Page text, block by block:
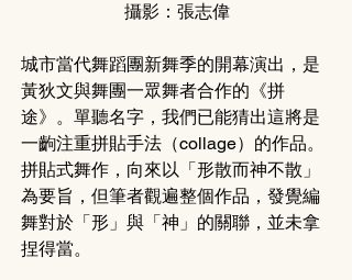
攝影：張志偉
城市當代舞蹈團新舞季的開幕演出，是
黃狄文與舞團一眾舞者合作的《拼
途》。單聽名字，我們已能猜出這將是
一齣注重拼貼手法（collage）的作品。
拼貼式舞作，向來以「形散而神不散」
為要旨，但筆者觀遍整個作品，發覺編
舞對於「形」與「神」的關聯，並未拿
捏得當。